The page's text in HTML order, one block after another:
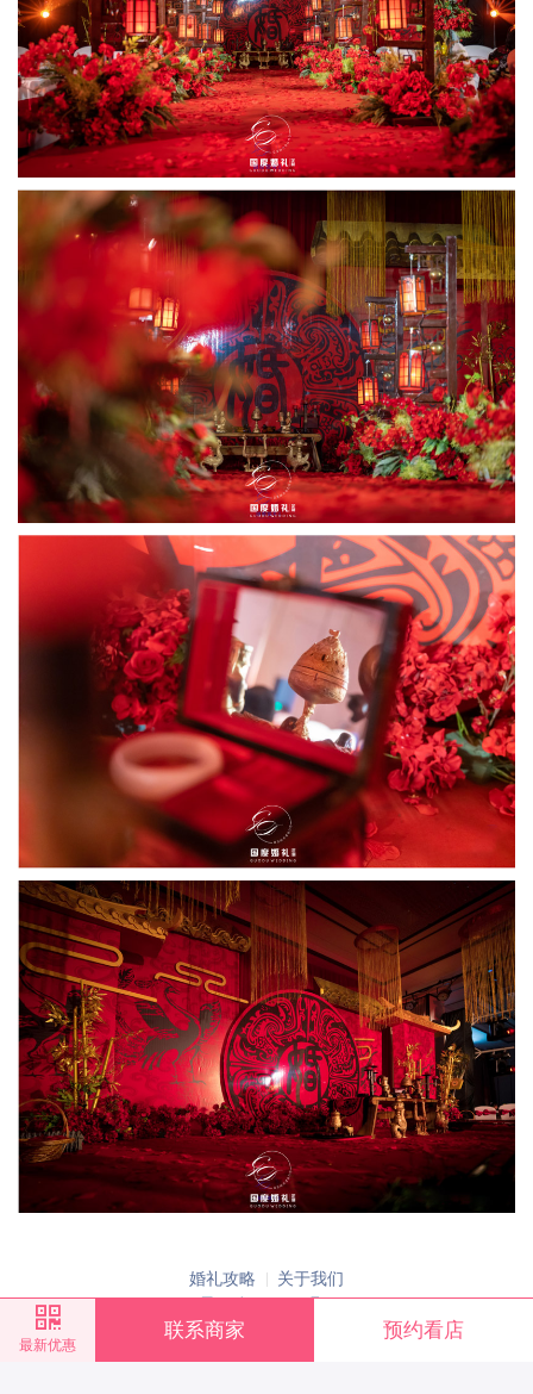
婚礼攻略 关于我们
蜀ICP备15026355号-4
Copyright©2016-2026欣婚网版权所有
最新优惠
联系商家 预约看店